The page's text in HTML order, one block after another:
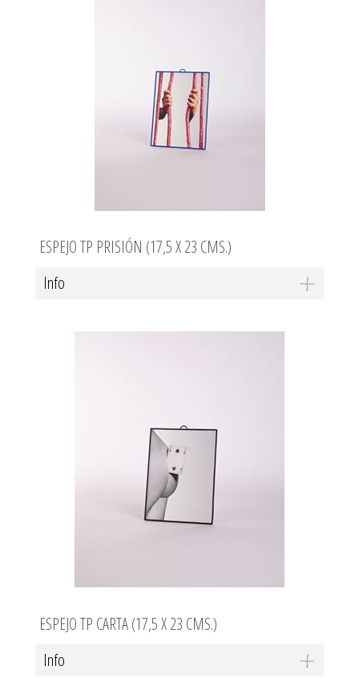
ESPEJO TP PRISIÓN (17,5 X 23 CMS.)
Info
ESPEJO TP CARTA (17,5 X 23 CMS.)
Info